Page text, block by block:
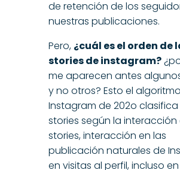
de retención de los
nuestras publicaciones.
Pero, ¿cuál es el orden de
stories de instagram?
me aparecen antes
y no otros? Esto el
Instagram de 202o clasifica
stories según la interacción
stories, interacción en las
publicación naturales de
en visitas al perfil, incluso en